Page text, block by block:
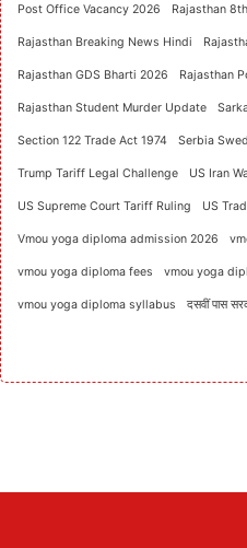
Post Office Vacancy 2026 Rajasthan
Rajasthan Breaking News Hindi
Rajasthan GDS Bharti 2026 Rajasthan
Rajasthan Student Murder Update
Section 122 Trade Act 1974 Serbia
Trump Tariff Legal Challenge US Iran
US Supreme Court Tariff Ruling US
Vmou yoga diploma admission 2026
vmou yoga diploma fees vmou yoga
vmou yoga diploma syllabus दसवीं पास